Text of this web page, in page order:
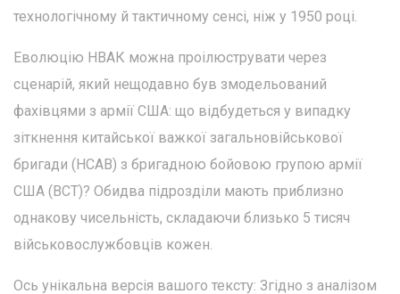
технологічному й тактичному сенсі, ніж у 1950 році.
Еволюцію НВАК можна проілюструвати через
сценарій, який нещодавно був змодельований
фахівцями з армії США: що відбудеться у випадку
зіткнення китайської важкої загальновійськової
бригади (HCAB) з бригадною бойовою групою армії
США (BCT)? Обидва підрозділи мають приблизно
однакову чисельність, складаючи близько 5 тисяч
військовослужбовців кожен.
Ось унікальна версія вашого тексту: Згідно з аналізом